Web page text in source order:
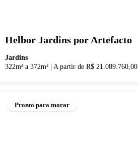
Helbor Jardins por Artefacto
Jardins
322m² a 372m²
A partir de R$ 21.089.760,00
Pronto para morar